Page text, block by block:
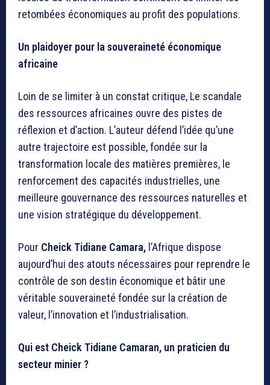
retombées économiques au profit des populations.
Un plaidoyer pour la souveraineté économique
africaine
Loin de se limiter à un constat critique, Le scandale
des ressources africaines ouvre des pistes de
réflexion et d’action. L’auteur défend l’idée qu’une
autre trajectoire est possible, fondée sur la
transformation locale des matières premières, le
renforcement des capacités industrielles, une
meilleure gouvernance des ressources naturelles et
une vision stratégique du développement.
Pour Cheick Tidiane Camara, l’Afrique dispose
aujourd’hui des atouts nécessaires pour reprendre le
contrôle de son destin économique et bâtir une
véritable souveraineté fondée sur la création de
valeur, l’innovation et l’industrialisation.
Qui est Cheick Tidiane Camaran, un praticien du
secteur minier ?